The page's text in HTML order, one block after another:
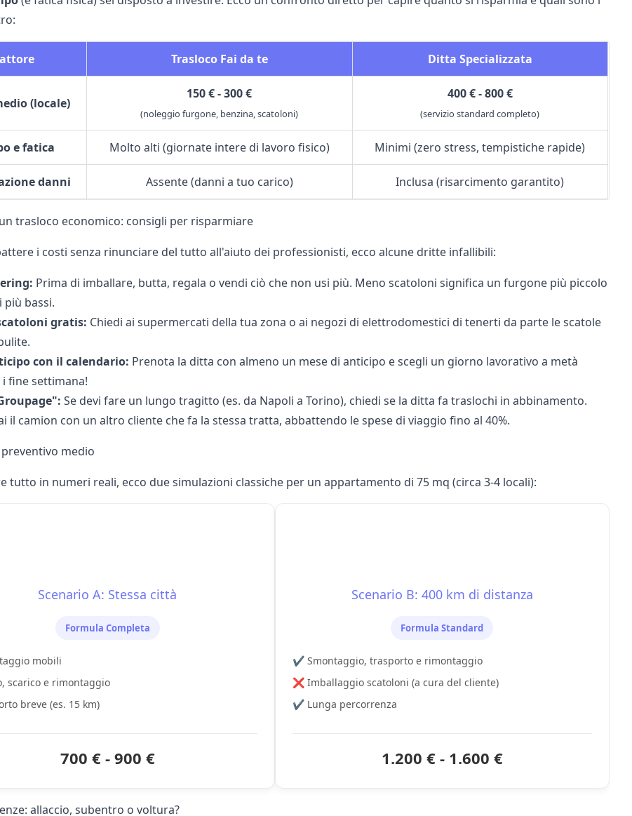
Trasloco Fai da te Ditta Specializzata
(locale)
150 € - 300 €
(noleggio furgone, benzina, scatoloni)
400 € - 800 €
(servizio standard completo)
e fatica Molto alti (giornate intere di lavoro fisico) Minimi (zero stress, tempistiche rapide)
danni Assente (danni a tuo carico) Inclusa (risarcimento garantito)
trasloco economico: consigli per risparmiare
i costi senza rinunciare del tutto all'aiuto dei professionisti, ecco alcune dritte infallibili:
Prima di imballare, butta, regala o vendi ciò che non usi più. Meno scatoloni significa un furgone più piccolo
più bassi.
gratis: Chiedi ai supermercati della tua zona o ai negozi di elettrodomestici di tenerti da parte le scatole
con il calendario: Prenota la ditta con almeno un mese di anticipo e scegli un giorno lavorativo a metà
i fine settimana!
Se devi fare un lungo tragitto (es. da Napoli a Torino), chiedi se la ditta fa traslochi in abbinamento.
il camion con un altro cliente che fa la stessa tratta, abbattendo le spese di viaggio fino al 40%.
medio
tutto in numeri reali, ecco due simulazioni classiche per un appartamento di 75 mq (circa 3-4 locali):
Scenario A: Stessa città
Formula Completa
mobili
scarico e rimontaggio
breve (es. 15 km)
700 € - 900 €
Scenario B: 400 km di distanza
Formula Standard
✔️ Smontaggio, trasporto e rimontaggio
❌ Imballaggio scatoloni (a cura del cliente)
✔️ Lunga percorrenza
1.200 € - 1.600 €
allaccio, subentro o voltura?